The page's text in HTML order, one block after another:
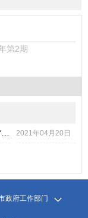
第2期
2021年04月20日
政府工作部门